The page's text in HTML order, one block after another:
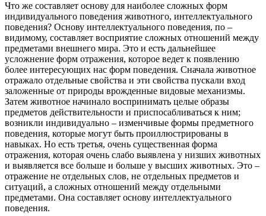
Что же составляет основу для наиболее сложных форм
индивидуального поведения животного, интеллектуального
поведения? Основу интеллектуального поведения, по –
видимому, составляет восприятие сложных отношений между
предметами внешнего мира. Это и есть дальнейшее
усложнение форм отражения, которое ведет к появлению
более интересующих нас форм поведения. Сначала животное
отражало отдельные свойства и эти свойства пускали вход
заложенные от природы врожденные видовые механизмы.
Затем животное начинало воспринимать целые образы
предметов действительности и приспосабливаться к ним;
возникли индивидуально – изменчивые формы предметного
поведения, которые могут быть проиллюстрированы в
навыках. Но есть третья, очень существенная форма
отражения, которая очень слабо выявлена у низших животных
и выявляется все больше и больше у высших животных. Это –
отражение не отдельных слов, не отдельных предметов и
ситуаций, а сложных отношений между отдельными
предметами. Она составляет основу интеллектуального
поведения.